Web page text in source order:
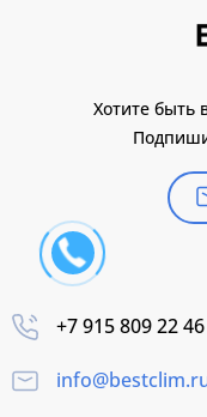
Хотите быть
+7 915 809 22 46